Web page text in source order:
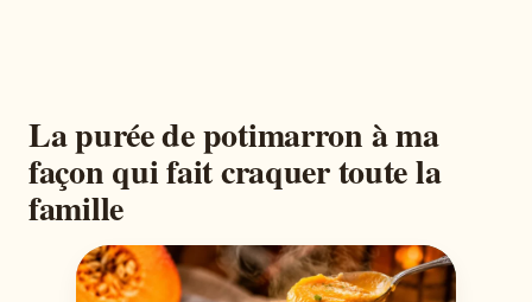
La purée de potimarron à ma
façon qui fait craquer toute la
famille